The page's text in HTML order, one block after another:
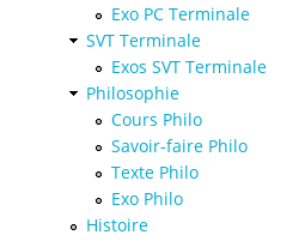
Exo PC Terminale
SVT Terminale
Exos SVT Terminale
Philosophie
Cours Philo
Savoir-faire Philo
Texte Philo
Exo Philo
Histoire